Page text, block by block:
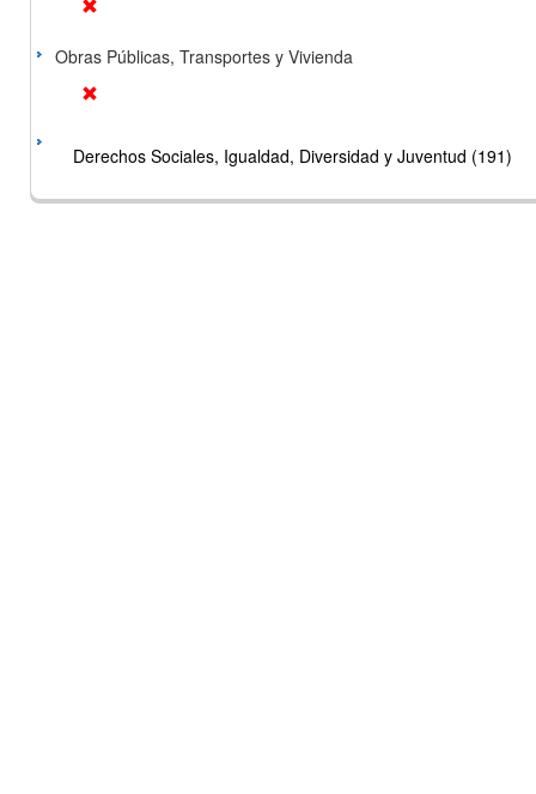
Obras Públicas, Transportes y Vivienda
Derechos Sociales, Igualdad, Diversidad y Juventud (191)